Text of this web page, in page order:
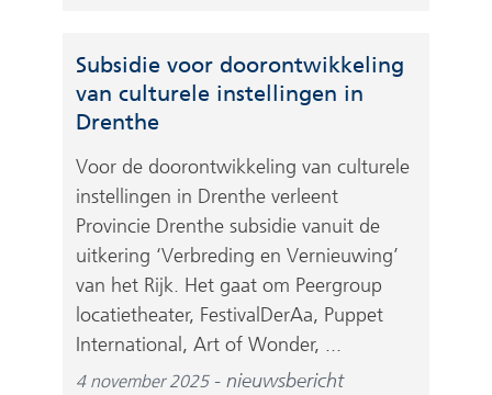
Subsidie voor doorontwikkeling
van culturele instellingen in
Drenthe
Voor de doorontwikkeling van culturele
instellingen in Drenthe verleent
Provincie Drenthe subsidie vanuit de
uitkering ‘Verbreding en Vernieuwing’
van het Rijk. Het gaat om Peergroup
locatietheater, FestivalDerAa, Puppet
International, Art of Wonder, ...
4 november 2025 nieuwsbericht